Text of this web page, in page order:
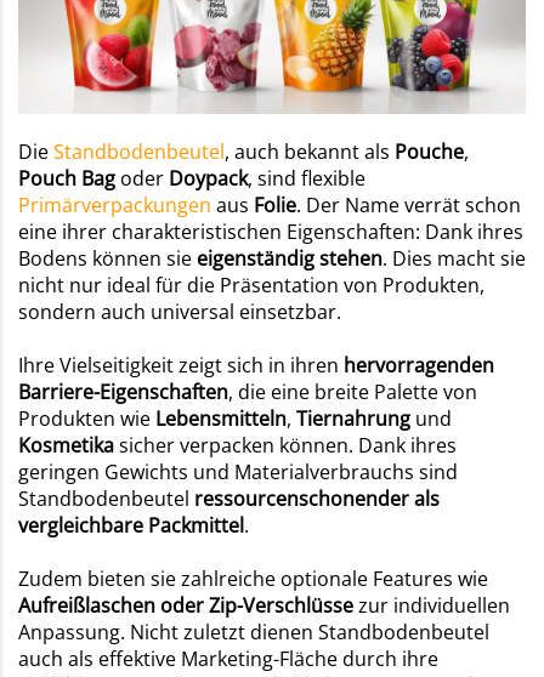
DieStandbodenbeutel, auch bekannt als Pouche,
Pouch Bag oder Doypack, sind flexible
Primärverpackungen aus Folie. Der Name verrät schon
eine ihrer charakteristischen Eigenschaften: Dank ihres
Bodens können sie eigenständig stehen. Dies macht sie
nicht nur ideal für die Präsentation von Produkten,
sondern auch universal einsetzbar.
Ihre Vielseitigkeit zeigt sich in ihren hervorragenden
Barriere-Eigenschaften, die eine breite Palette von
Produkten wie Lebensmitteln, Tiernahrung und
Kosmetikasicher verpacken können. Dank ihres
geringen Gewichts und Materialverbrauchs sind
Standbodenbeutel ressourcenschonender als
vergleichbare Packmittel.
Zudem bieten sie zahlreiche optionale Features wie
Aufreißlaschen oderZip-Verschlüssezur individuellen
Anpassung. Nicht zuletzt dienen Standbodenbeutel
auch als effektive Marketing-Fläche durch ihre